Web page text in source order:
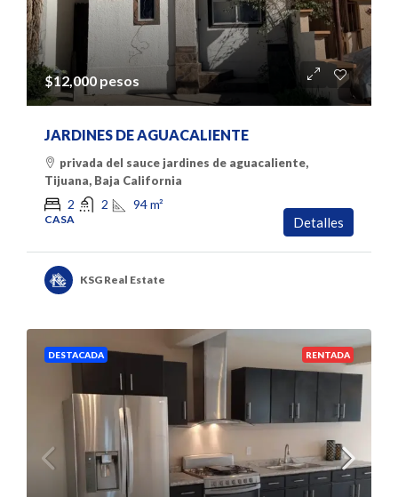
$12,000 pesos
JARDINES DE AGUACALIENTE
privada del sauce jardines de aguacaliente,
Tijuana, Baja California
2 2 94m²
CASA Detalles
KSG Real Estate
DESTACADA RENTADA